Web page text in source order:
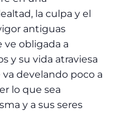
la culpa y el
antiguas
ve obligada a
y su vida atraviesa
develando poco a
lo que sea
y a sus seres